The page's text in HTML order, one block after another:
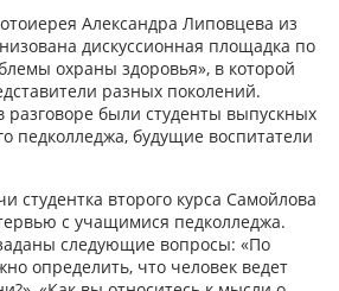
Александра Липовцева из
дискуссионная площадка по
охраны здоровья», в которой
разных поколений.
были студенты выпускных
педколледжа, будущие воспитатели
студентка второго курса Самойлова
с учащимися педколледжа.
следующие вопросы: «По
определить, что человек ведет